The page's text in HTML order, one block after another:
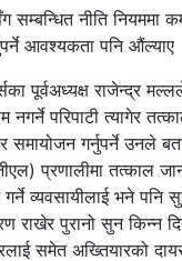
नीति नियममा
आवश्यकता पनि औंल्याए
पूर्वअध्यक्ष राजेन्द्र
परिपाटी त्यागेर
समायोजन गर्नुपर्ने उनले
प्रणालीमा तत्काल
गर्ने व्यवसायीलाई भने पनि
राखेर पुरानो सुन किन्न
समेत अख्तियारको